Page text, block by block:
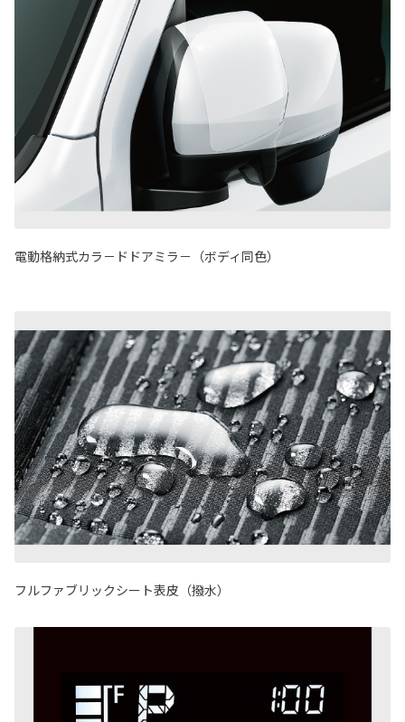
電動格納式カラ－ドドアミラ－（ボディ同色）
フルファブリックシート表皮（撥水）